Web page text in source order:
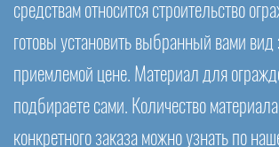
средствам относится строительство
готовы установить выбранный вами вид
приемлемой цене. Материал для
подбираете сами. Количество
конкретного заказа можно узнать по